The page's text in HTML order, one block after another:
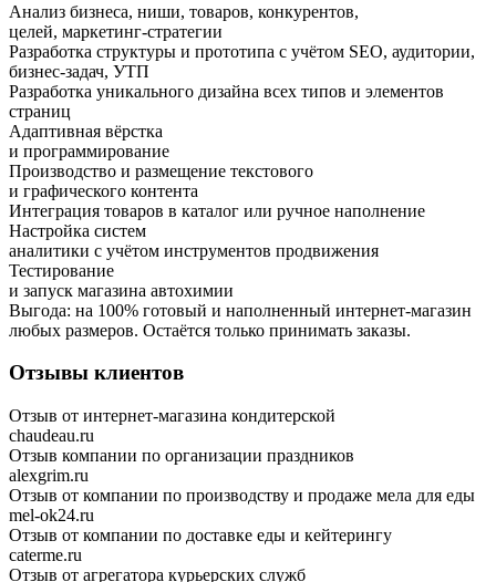
Анализ бизнеса, ниши, товаров, конкурентов,
целей, маркетинг-стратегии
Разработка структуры и прототипа с учётом SEO, аудитории,
бизнес-задач, УТП
Разработка уникального дизайна всех типов и элементов
страниц
Адаптивная вёрстка
и программирование
Производство и размещение текстового
и графического контента
Интеграция товаров в каталог или ручное наполнение
Настройка систем
аналитики с учётом инструментов продвижения
Тестирование
и запуск магазина автохимии
Выгода: на 100% готовый и наполненный интернет-магазин
любых размеров. Остаётся только принимать заказы.
Отзывы клиентов
Отзыв от интернет-магазина кондитерской
chaudeau.ru
Отзыв компании по организации праздников
alexgrim.ru
Отзыв от компании по производству и продаже мела для еды
mel-ok24.ru
Отзыв от компании по доставке еды и кейтерингу
caterme.ru
Отзыв от агрегатора курьерских служб